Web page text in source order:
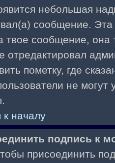
небольшая
сообщение. Эта
твое сообщение, она
отредактировал
пометку, где
не могут
к началу
подпись к
присоединить